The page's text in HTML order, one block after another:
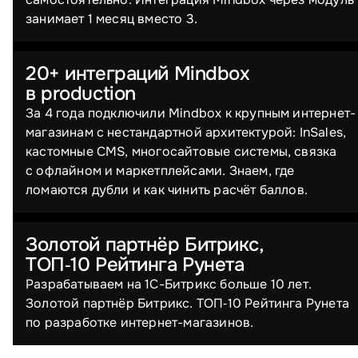
занимает 1 месяц вместо 3.
20+ интеграций Mindbox
в production
За 4 года подключили Mindbox к крупным интернет-
магазинам с нестандартной архитектурой: InSales,
кастомные CMS, многосайтовые системы, связка
с офлайном и маркетплейсами. Знаем, где
ломаются дубли и как чинить расчёт баллов.
Золотой партнёр Битрикс,
ТОП‑10 Рейтинга Рунета
Разрабатываем на 1С-Битрикс больше 10 лет.
Золотой партнёр Битрикс. ТОП‑10 Рейтинга Рунета
по разработке интернет-магазинов.